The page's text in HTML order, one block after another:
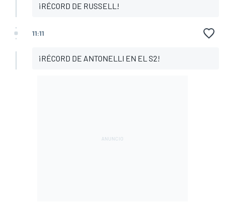
¡RÉCORD DE RUSSELL!
11:11
¡RÉCORD DE ANTONELLI EN EL S2!